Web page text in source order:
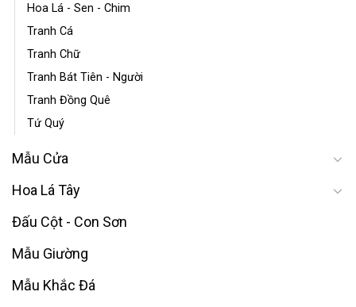
Hoa Lá - Sen - Chim
Tranh Cá
Tranh Chữ
Tranh Bát Tiên - Người
Tranh Đồng Quê
Tứ Quý
Mẫu Cửa
Hoa Lá Tây
Đấu Cột - Con Sơn
Mẫu Giường
Mẫu Khắc Đá